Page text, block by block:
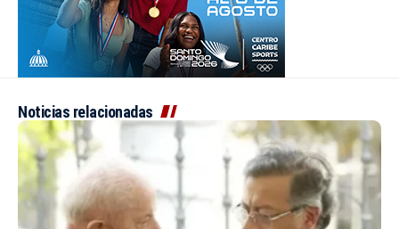
Noticias relacionadas